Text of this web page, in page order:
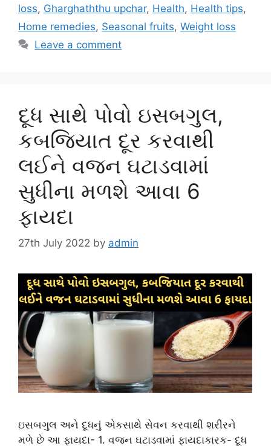
loss, Gharghaththu upchar, Health, Health tips,
Home remedies, Seasonal fruits, Weight loss
Leave a comment
દૂધ સાથે પોવો ઇસબગુલ,
કબજિયાત દૂર કરવાથી
લઈને વજન ઘટાડવામાં
સુધીના મળશે આવા 6
ફાયદા
27th July 2022 by admin
ઇસબગુલ અને દૂધનું એકસાથે સેવન કરવાથી શરીરને
મળે છે આ ફાયદા- 1. વજન ઘટાડવામાં ફાયદાકારક- દૂધ